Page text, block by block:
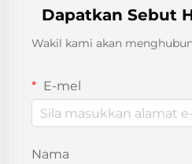
Dapatkan Sebut
Wakil kami akan
E-mel
Nama